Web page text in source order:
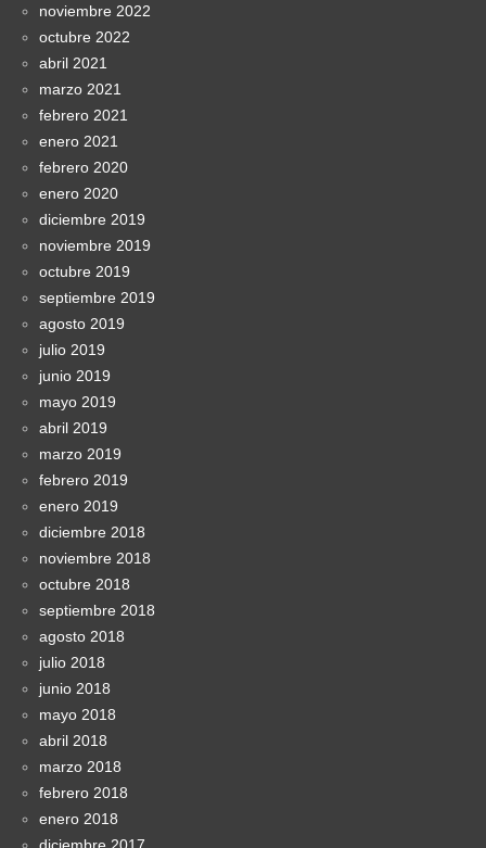
noviembre 2022
octubre 2022
abril 2021
marzo 2021
febrero 2021
enero 2021
febrero 2020
enero 2020
diciembre 2019
noviembre 2019
octubre 2019
septiembre 2019
agosto 2019
julio 2019
junio 2019
mayo 2019
abril 2019
marzo 2019
febrero 2019
enero 2019
diciembre 2018
noviembre 2018
octubre 2018
septiembre 2018
agosto 2018
julio 2018
junio 2018
mayo 2018
abril 2018
marzo 2018
febrero 2018
enero 2018